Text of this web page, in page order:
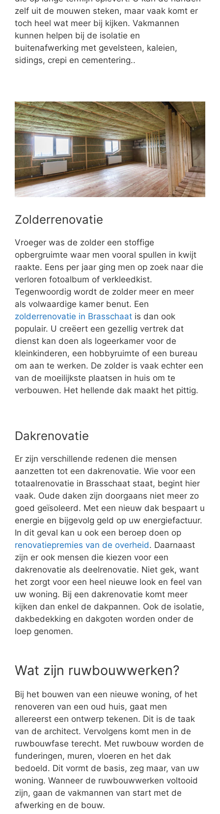
zelf uit de mouwen steken, maar vaak komt er
toch heel wat meer bij kijken. Vakmannen
kunnen helpen bij de isolatie en
buitenafwerking met gevelsteen, kaleien,
sidings, crepi en cementering..
Zolderrenovatie
Vroeger was de zolder een stoffige
opbergruimte waar men vooral spullen in kwijt
raakte. Eens per jaar ging men op zoek naar die
verloren fotoalbum of verkleedkist.
Tegenwoordig wordt de zolder meer en meer
als volwaardige kamer benut. Een
zolderrenovatie in Brasschaat is dan ook
populair. U creëert een gezellig vertrek dat
dienst kan doen als logeerkamer voor de
kleinkinderen, een hobbyruimte of een bureau
om aan te werken. De zolder is vaak echter een
van de moeilijkste plaatsen in huis om te
verbouwen. Het hellende dak maakt het pittig.
Dakrenovatie
Er zijn verschillende redenen die mensen
aanzetten tot een dakrenovatie. Wie voor een
totaalrenovatie in Brasschaat staat, begint hier
vaak. Oude daken zijn doorgaans niet meer zo
goed geïsoleerd. Met een nieuw dak bespaart u
energie en bijgevolg geld op uw energiefactuur.
In dit geval kan u ook een beroep doen op
renovatiepremies van de overheid. Daarnaast
zijn er ook mensen die kiezen voor een
dakrenovatie als deelrenovatie. Niet gek, want
het zorgt voor een heel nieuwe look en feel van
uw woning. Bij een dakrenovatie komt meer
kijken dan enkel de dakpannen. Ook de isolatie,
dakbedekking en dakgoten worden onder de
loep genomen.
Wat zijn ruwbouwwerken?
Bij het bouwen van een nieuwe woning, of het
renoveren van een oud huis, gaat men
allereerst een ontwerp tekenen. Dit is de taak
van de architect. Vervolgens komt men in de
ruwbouwfase terecht. Met ruwbouw worden de
funderingen, muren, vloeren en het dak
bedoeld. Dit vormt de basis, zeg maar, van uw
woning. Wanneer de ruwbouwwerken voltooid
zijn, gaan de vakmannen van start met de
afwerking en de bouw.